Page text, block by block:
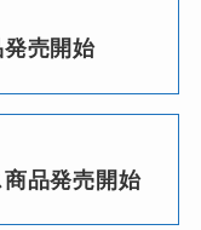
売開始
品発売開始